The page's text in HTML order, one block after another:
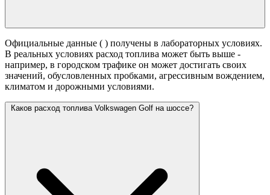
Официальные данные ( ) получены в лабораторных условиях.
В реальных условиях расход топлива может быть выше -
например, в городском трафике он может достигать своих
значений, обусловленных пробками, агрессивным вождением,
климатом и дорожными условиями.
Каков расход топлива Volkswagen Golf на шоссе?